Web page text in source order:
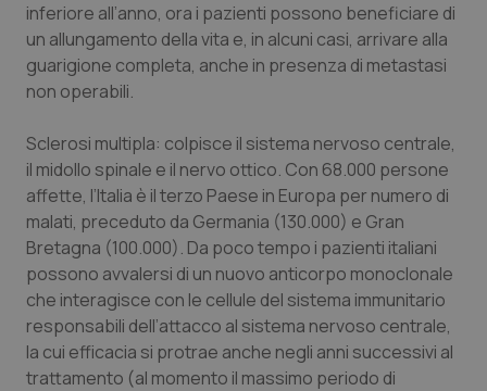
Tumori del Polmone & Testa Collo
Tumori gastrointestinali
Ulcera & Reflusso
Vaccini
inferiore all’anno, ora i pazienti possono beneficiare di
un allungamento della vita e, in alcuni casi, arrivare alla
guarigione completa, anche in presenza di metastasi
non operabili.
Sclerosi multipla: colpisce il sistema nervoso centrale,
il midollo spinale e il nervo ottico. Con 68.000 persone
affette, l’Italia è il terzo Paese in Europa per numero di
malati, preceduto da Germania (130.000) e Gran
Bretagna (100.000). Da poco tempo i pazienti italiani
possono avvalersi di un nuovo anticorpo monoclonale
che interagisce con le cellule del sistema immunitario
responsabili dell’attacco al sistema nervoso centrale,
la cui efficacia si protrae anche negli anni successivi al
trattamento (al momento il massimo periodo di